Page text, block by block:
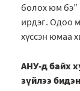
болох юм бэ”
ирдэг. Одоо
хүссэн юмаа
АНУ-д байх
зүйлээ